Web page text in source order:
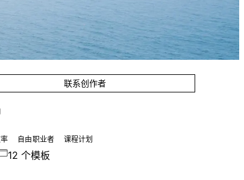
联系创作者
自由职业者 课程计划
12 个模板